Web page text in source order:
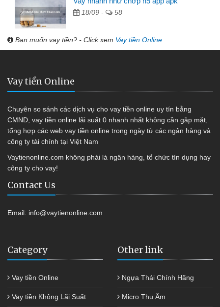
18/09 - 58
Bạn muốn vay tiền? - Click xem Vay tiền Online
Vay tiền Online
Chuyên so sánh các dịch vụ cho vay tiền online uy tín bằng
CMND, vay tiền online lãi suất 0 nhanh nhất không cần gặp mặt,
tổng hợp các web vay tiền online trong ngày từ các ngân hàng và
công ty tài chính tại Việt Nam
Vaytienonline.com không phải là ngân hàng, tổ chức tín dụng hay
công ty cho vay!
Contact Us
Email: info@vaytienonline.com
Category
Vay tiền Online
Vay tiền Không Lãi Suất
Other link
Ngựa Thái Chính Hãng
Micro Thu Âm